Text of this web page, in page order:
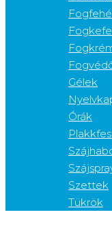
Gélek
Órák
Szettek
Tükrök